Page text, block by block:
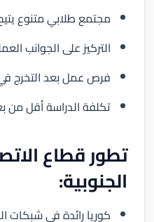
مجتمع طلابي متنوع
التركيز على الجوانب
فرص عمل بعد التخرج
تكلفة الدراسة أقل من
تطور قطاع
الجنوبية:
كوريا رائدة في شبكات